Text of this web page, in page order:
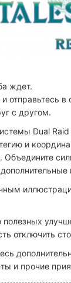
ждет.
отправьтесь в
с другом.
Dual
и
Объедините
полезных
отключить
и прочие